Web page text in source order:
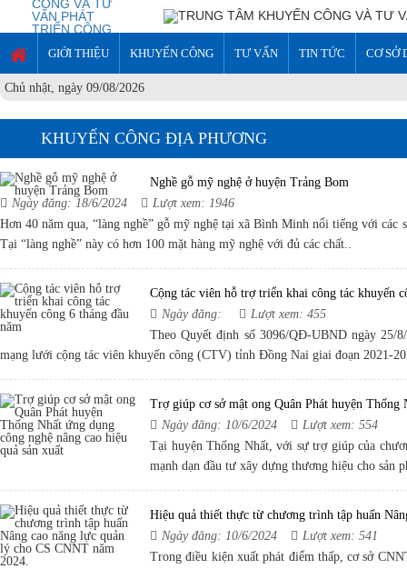
GIỚI THIỆU KHUYẾN CÔNG TƯ VẤN TIN TỨC CƠ SỞ
Chủ nhật, ngày 09/08/2026
KHUYẾN CÔNG ĐỊA PHƯƠNG
Nghề gỗ mỹ nghệ ở huyện Trảng Bom
Ngày đăng: 18/6/2024
Lượt xem: 1946
Hơn 40 năm qua, “làng nghề” gỗ mỹ nghệ tại xã Bình Minh nổi tiếng với
Tại “làng nghề” này có hơn 100 mặt hàng mỹ nghệ với đủ các chất..
Cộng tác viên hỗ trợ triển khai công tác khuyến
Ngày đăng:
Lượt xem: 455
Theo Quyết định số 3096/QĐ-UBND ngày 25/
mạng lưới cộng tác viên khuyến công (CTV) tỉnh Đồng Nai giai đoạn 2021-
Trợ giúp cơ sở mật ong Quân Phát huyện Thống
Ngày đăng: 10/6/2024
Lượt xem: 554
Tại huyện Thống Nhất, với sự trợ giúp của
mạnh dạn đầu tư xây dựng thương hiệu cho sản
Hiệu quả thiết thực từ chương trình tập huấn
Ngày đăng: 10/6/2024
Lượt xem: 541
Trong điều kiện xuất phát điểm thấp, cơ sở